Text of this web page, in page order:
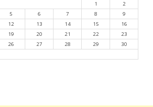
1
2
5 6 7 8
9
12 13 14 15
16
19 20 21 22
23
26 27 28 29
30